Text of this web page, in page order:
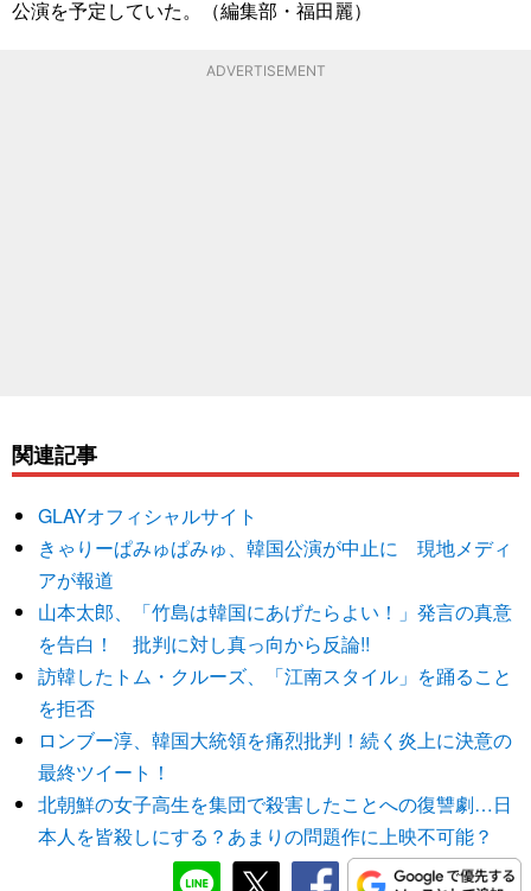
公演を予定していた。（編集部・福田麗）
ADVERTISEMENT
関連記事
GLAYオフィシャルサイト
きゃりーぱみゅぱみゅ、韓国公演が中止に 現地メディ
アが報道
山本太郎、「竹島は韓国にあげたらよい！」発言の真意
を告白！ 批判に対し真っ向から反論!!
訪韓したトム・クルーズ、「江南スタイル」を踊ること
を拒否
ロンブー淳、韓国大統領を痛烈批判！続く炎上に決意の
最終ツイート！
北朝鮮の女子高生を集団で殺害したことへの復讐劇…日
本人を皆殺しにする？あまりの問題作に上映不可能？